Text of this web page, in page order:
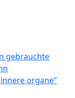
gebrauchte
organe“